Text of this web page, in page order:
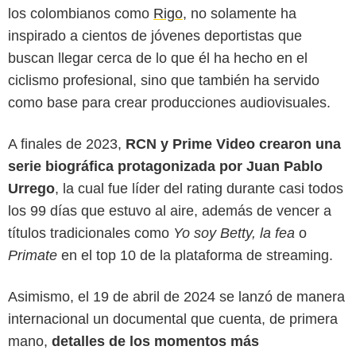
los colombianos como Rigo, no solamente ha
inspirado a cientos de jóvenes deportistas que
buscan llegar cerca de lo que él ha hecho en el
ciclismo profesional, sino que también ha servido
como base para crear producciones audiovisuales.
A finales de 2023, RCN y Prime Video crearon una
serie biográfica protagonizada por Juan Pablo
Urrego, la cual fue líder del rating durante casi todos
los 99 días que estuvo al aire, además de vencer a
títulos tradicionales como Yo soy Betty, la fea o
Primate en el top 10 de la plataforma de streaming.
Asimismo, el 19 de abril de 2024 se lanzó de manera
internacional un documental que cuenta, de primera
mano, detalles de los momentos más
Prime Video